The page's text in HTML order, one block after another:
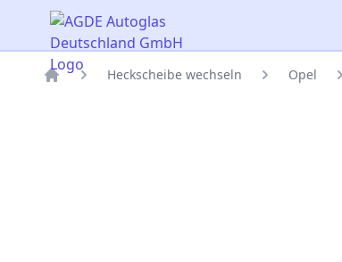
AGDE Autoglas Deutschland GmbH
Heckscheibe wechseln Opel